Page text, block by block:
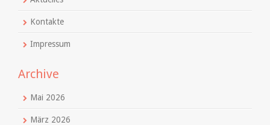
Kontakte
Impressum
Archive
Mai 2026
März 2026